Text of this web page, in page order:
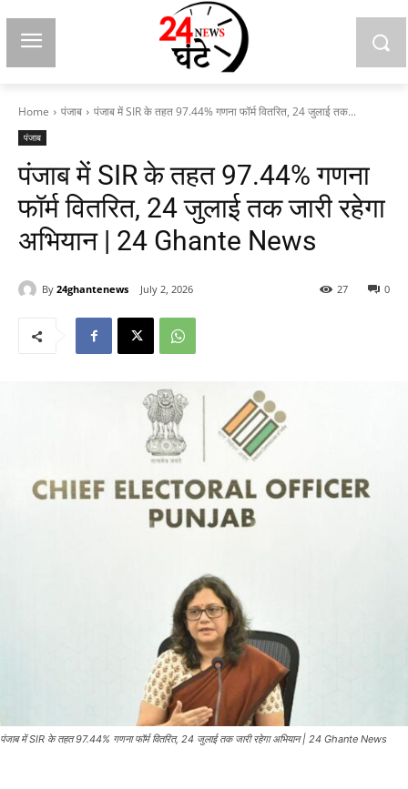
Home पंजाब पंजाब में SIR के तहत 97.44% गणना फॉर्म वितरित, 24 जुलाई तक...
पंजाब
पंजाब में SIR के तहत 97.44% गणना
फॉर्म वितरित, 24 जुलाई तक जारी रहेगा
अभियान | 24 Ghante News
By 24ghantenews July 2, 2026 0
27
पंजाब में SIR के तहत 97.44% गणना फॉर्म वितरित, 24 जुलाई तक जारी रहेगा अभियान | 24 Ghante News